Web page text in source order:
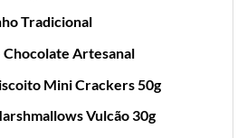
Tradicional
Chocolate Artesanal
Mini Crackers 50g
Vulcão 30g